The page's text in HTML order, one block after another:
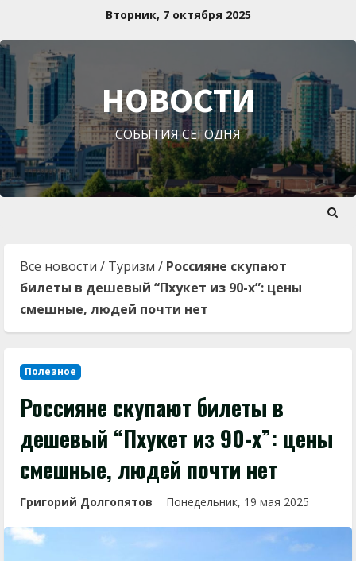
содержимому
Вторник, 7 октября 2025
НОВОСТИ
СОБЫТИЯ СЕГОДНЯ
Все новости / Туризм / Россияне скупают
билеты в дешевый “Пхукет из 90-х”: цены
смешные, людей почти нет
Полезное
Россияне скупают билеты в
дешевый “Пхукет из 90-х”: цены
смешные, людей почти нет
Григорий Долгопятов Понедельник, 19 мая 2025